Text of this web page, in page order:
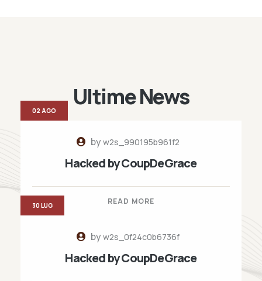
Ultime News
byw2s_990195b961f2
Hacked by CoupDeGrace
READ MORE
02 AGO
byw2s_0f24c0b6736f
Hacked by CoupDeGrace
30 LUG